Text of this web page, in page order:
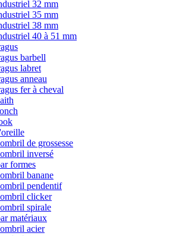
32 mm
35 mm
38 mm
40 à 51 mm
barbell
labret
anneau
fer à cheval
de grossesse
inversé
formes
banane
pendentif
clicker
spirale
matériaux
acier